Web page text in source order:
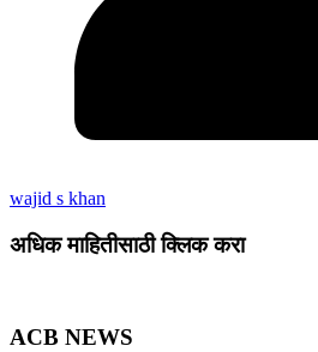
wajid s khan
अधिक माहितीसाठी क्लिक करा
ACB NEWS